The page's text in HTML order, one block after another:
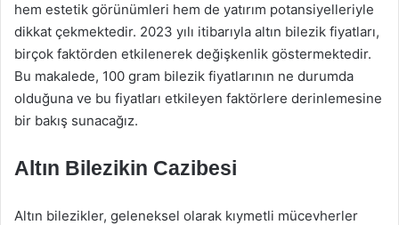
hem estetik görünümleri hem de yatırım potansiyelleriyle
dikkat çekmektedir. 2023 yılı itibarıyla altın bilezik fiyatları,
birçok faktörden etkilenerek değişkenlik göstermektedir.
Bu makalede, 100 gram bilezik fiyatlarının ne durumda
olduğuna ve bu fiyatları etkileyen faktörlere derinlemesine
bir bakış sunacağız.
Altın Bilezikin Cazibesi
Altın bilezikler, geleneksel olarak kıymetli mücevherler